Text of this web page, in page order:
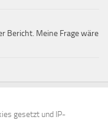
Bericht. Meine Frage wäre
gesetzt und IP-